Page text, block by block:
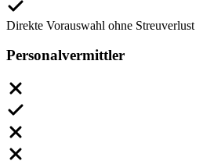
Direkte Vorauswahl ohne Streuverlust
Personalvermittler